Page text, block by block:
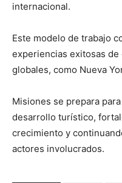
internacional.
Este modelo de trabajo
experiencias exitosas
globales, como Nueva
Misiones se prepara
desarrollo turístico,
crecimiento y
actores involucrados.